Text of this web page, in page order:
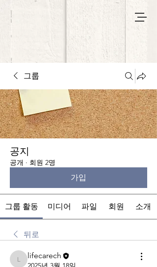
그룹
공지
공개 · 회원 2명
가입
그룹 활동 미디어 파일 회원 소개
뒤로
lifecarech
lifecarech